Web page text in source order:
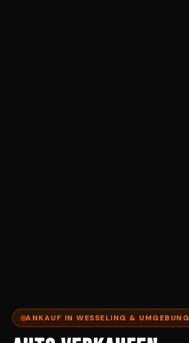
ANKAUF IN WESSELING & UMGEBUNG